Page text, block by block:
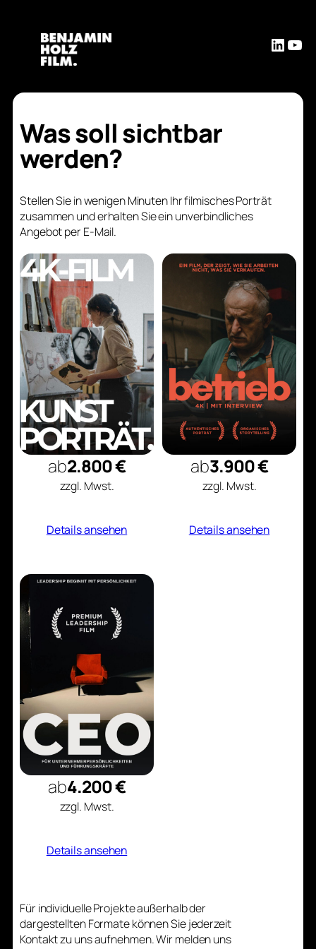
Was soll sichtbar
werden?
Stellen Sie in wenigen Minuten Ihr filmisches Porträt
zusammen und erhalten Sie ein unverbindliches
Angebot per E-Mail.
ab2.800 €
zzgl. Mwst.
Details ansehen
ab3.900 €
zzgl. Mwst.
Details ansehen
ab4.200 €
zzgl. Mwst.
Details ansehen
Für individuelle Projekte außerhalb der
dargestellten Formate können Sie jederzeit
Kontakt zu uns aufnehmen. Wir melden uns